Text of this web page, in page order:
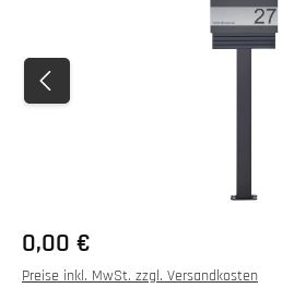
0,00 €
Preise inkl. MwSt. zzgl. Versandkosten